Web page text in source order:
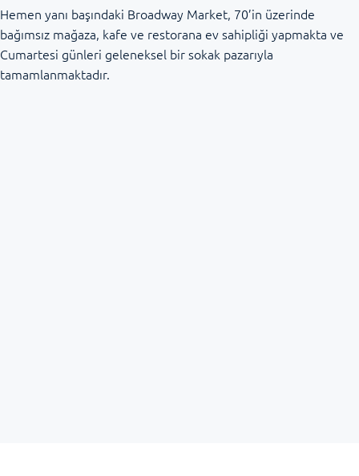
Hemen yanı başındaki Broadway Market, 70’in üzerinde
bağımsız mağaza, kafe ve restorana ev sahipliği yapmakta ve
Cumartesi günleri geleneksel bir sokak pazarıyla
tamamlanmaktadır.